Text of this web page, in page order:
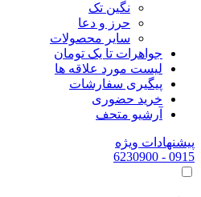
نگین تک
حرز و دعا
سایر محصولات
جواهرات تا یک تومان
لیست مورد علاقه ها
پیگیری سفارشات
خرید حضوری
آرشیو متحف
پیشنهادات ویژه
0915
- 6230900